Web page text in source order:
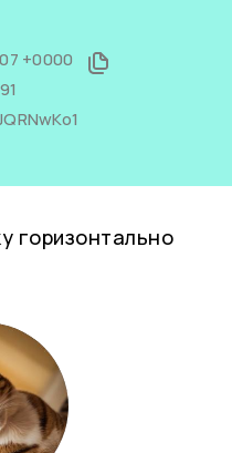
+0000
горизонтально